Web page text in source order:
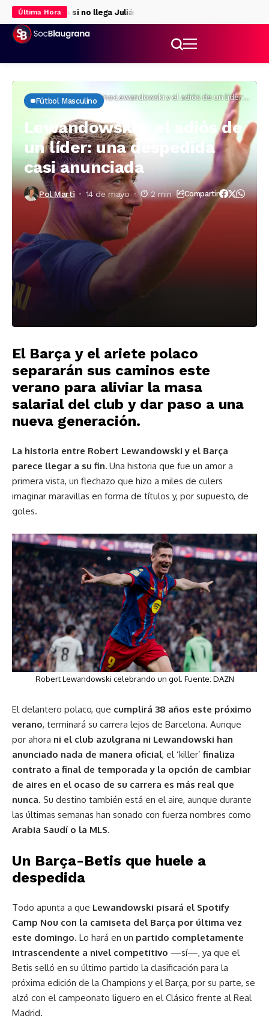
Última Hora
delantera si no llega Julián Álvarez
Inicio Fútbol masculino Lewandowski y el adiós de un líder:
Fútbol Masculino
Lewandowski y el adiós de
un líder: una despedida
casi anunciada
Pol Marti 14 de mayo 2 min Compartir
El Barça y el ariete polaco
separarán sus caminos este
verano para aliviar la masa
salarial del club y dar paso a una
nueva generación.
La historia entre Robert Lewandowski y el Barça
parece llegar a su fin. Una historia que fue un amor a
primera vista, un flechazo que hizo a miles de culers
imaginar maravillas en forma de títulos y, por supuesto, de
goles.
Robert Lewandowski celebrando un gol. Fuente: DAZN
El delantero polaco, que cumplirá 38 años este próximo
verano, terminará su carrera lejos de Barcelona. Aunque
por ahora ni el club azulgrana ni Lewandowski han
anunciado nada de manera oficial, el ‘killer’ finaliza
contrato a final de temporada y la opción de cambiar
de aires en el ocaso de su carrera es más real que
nunca. Su destino también está en el aire, aunque durante
las últimas semanas han sonado con fuerza nombres como
Arabia Saudí o la MLS.
Un Barça-Betis que huele a
despedida
Todo apunta a que Lewandowski pisará el Spotify
Camp Nou con la camiseta del Barça por última vez
este domingo. Lo hará en un partido completamente
intrascendente a nivel competitivo —sí—, ya que el
Betis selló en su último partido la clasificación para la
próxima edición de la Champions y el Barça, por su parte, se
alzó con el campeonato liguero en el Clásico frente al Real
Madrid.